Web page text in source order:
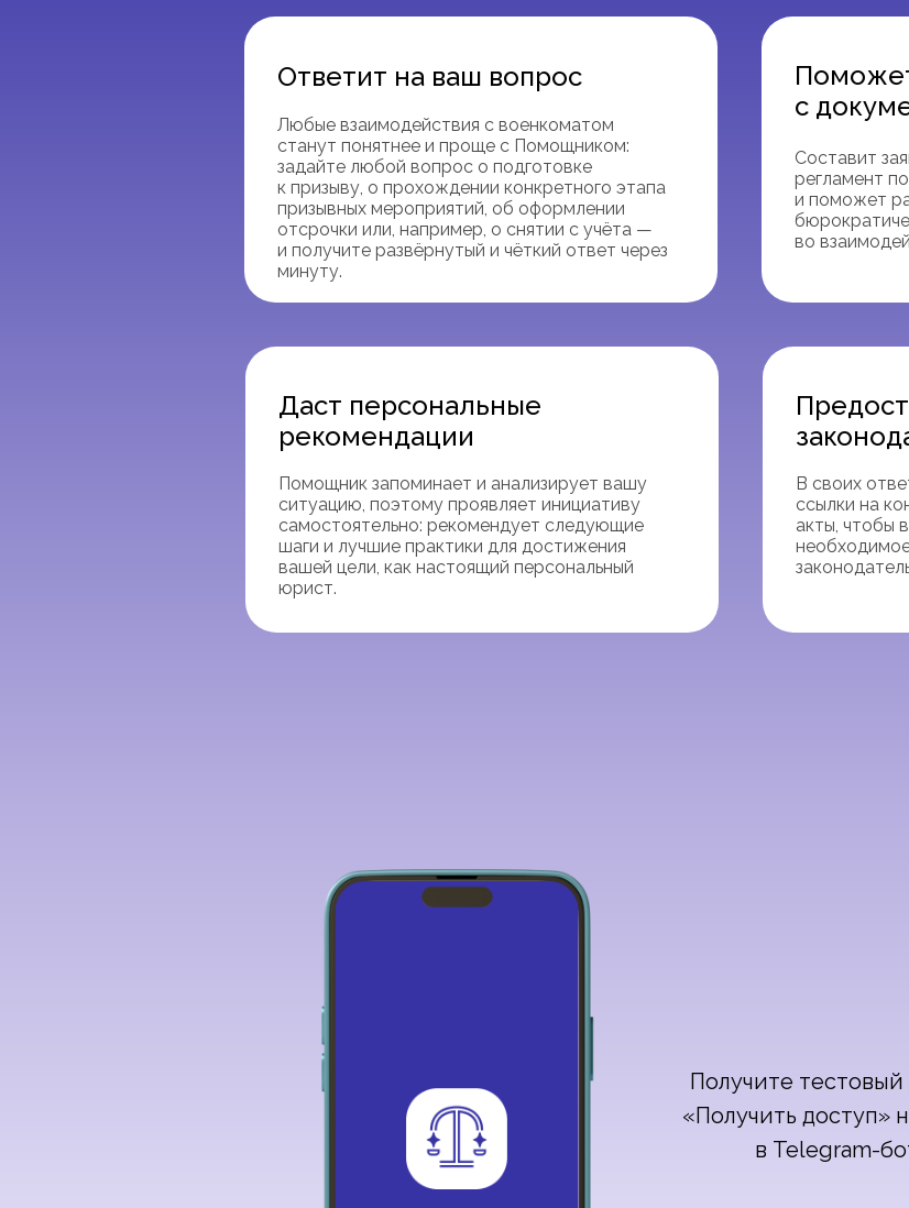
В своих
ссылки на
акты, чтобы
Даст персональные
рекомендации
Помощник запоминает и анализирует вашу
ситуацию, поэтому проявляет инициативу
самостоятельно: рекомендует следующие
шаги и лучшие практики для достижения
вашей цели, как настоящий персональный
юрист.
с
Составит
регламент
и поможет
во
Ответит на ваш вопрос
Любые взаимодействия с военкоматом
станут понятнее и проще с Помощником:
задайте любой вопрос о подготовке
к призыву, о прохождении конкретного этапа
призывных мероприятий, об оформлении
отсрочки или, например, о снятии с учёта —
и получите развёрнутый и чёткий ответ через
минуту.
Получите
«Получить доступ»
в Telegram-